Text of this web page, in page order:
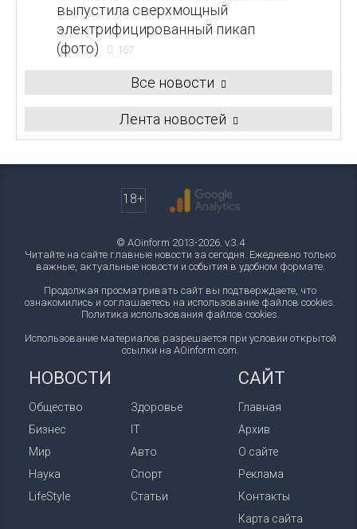
выпустила сверхмощный
электрифицированный пикап
(фото)
167
Все новости
Лента новостей
18+
© AOinform 2013-2026. v.3.4
Читайте на сайте главные новости за сегодня. Ежедневно только
важные, актуальные новости и события в удобном формате.
Продолжая просматривать сайт вы подтверждаете, что
ознакомились и соглашаетесь на использование файлов cookies.
Политика использования файлов cookies.
Использование материалов разрешается при условии открытой
ссылки на AOinform.com.
НОВОСТИ
Общество
Бизнес
Мир
Наука
LifeStyle
Здоровье
IT
Авто
Спорт
Статьи
САЙТ
Главная
Архив
О сайте
Реклама
Контакты
Карта сайта